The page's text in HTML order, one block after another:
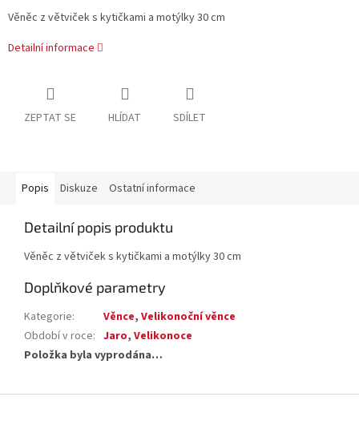
Věněc z větviček s kytičkami a motýlky 30 cm
Detailní informace
ZEPTAT SE HLÍDAT SDÍLET
Popis Diskuze Ostatní informace
Detailní popis produktu
Věněc z větviček s kytičkami a motýlky 30 cm
Doplňkové parametry
Kategorie: Věnce, Velikonoční věnce
Období v roce: Jaro, Velikonoce
Položka byla vyprodána…